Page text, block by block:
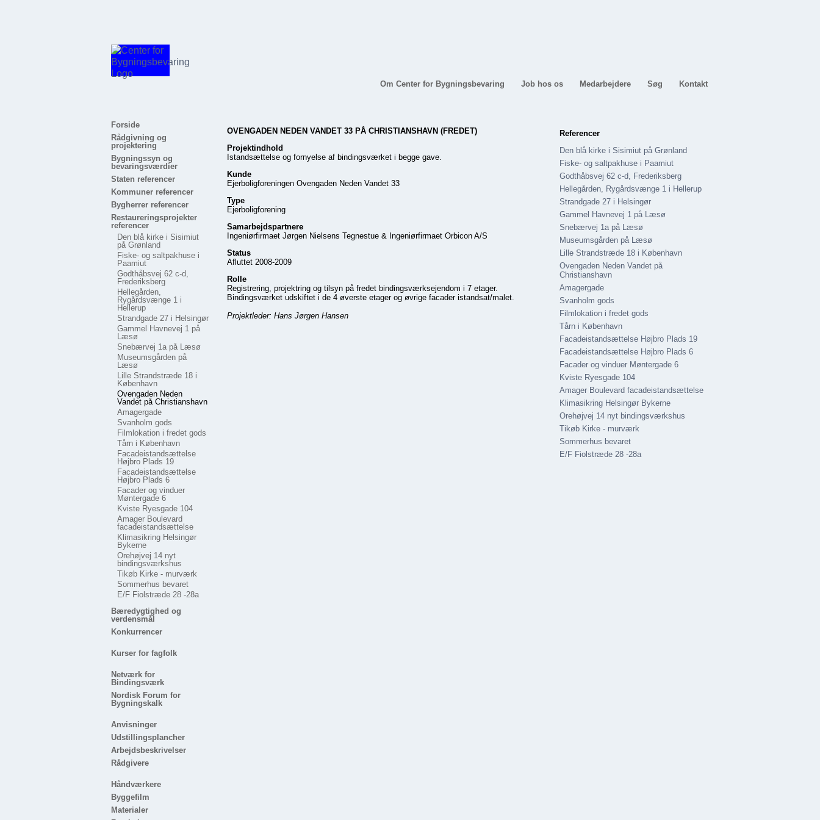
Om Center for Bygningsbevaring Job hos os Medarbejdere Søg Kontakt
OVENGADEN NEDEN VANDET 33 PÅ CHRISTIANSHAVN (FREDET)
Projektindhold
Istandsættelse og fornyelse af bindingsværket i begge gave.
Kunde
Ejerboligforeningen Ovengaden Neden Vandet 33
Type
Ejerboligforening
Samarbejdspartnere
Ingeniørfirmaet Jørgen Nielsens Tegnestue & Ingeniørfirmaet Orbicon A/S
Status
Afluttet 2008-2009
Rolle
Registrering, projektring og tilsyn på fredet bindingsværksejendom i 7 etager.
Bindingsværket udskiftet i de 4 øverste etager og øvrige facader istandsat/malet.
Projektleder: Hans Jørgen Hansen
Referencer
Den blå kirke i Sisimiut på Grønland
Fiske- og saltpakhuse i Paamiut
Godthåbsvej 62 c-d, Frederiksberg
Hellegården, Rygårdsvænge 1 i Hellerup
Strandgade 27 i Helsingør
Gammel Havnevej 1 på Læsø
Snebærvej 1a på Læsø
Museumsgården på Læsø
Lille Strandstræde 18 i København
Ovengaden Neden Vandet på
Christianshavn
Amagergade
Svanholm gods
Filmlokation i fredet gods
Tårn i København
Facadeistandsættelse Højbro Plads 19
Facadeistandsættelse Højbro Plads 6
Facader og vinduer Møntergade 6
Kviste Ryesgade 104
Amager Boulevard facadeistandsættelse
Klimasikring Helsingør Bykerne
Orehøjvej 14 nyt bindingsværkshus
Tikøb Kirke - murværk
Sommerhus bevaret
E/F Fiolstræde 28 -28a
Forside
Rådgivning og
projektering
Bygningssyn og
bevaringsværdier
Staten referencer
Kommuner referencer
Bygherrer referencer
Restaureringsprojekter
referencer
Den blå kirke i Sisimiut
på Grønland
Fiske- og saltpakhuse i
Paamiut
Godthåbsvej 62 c-d,
Frederiksberg
Hellegården,
Rygårdsvænge 1 i
Hellerup
Strandgade 27 i Helsingør
Gammel Havnevej 1 på
Læsø
Snebærvej 1a på Læsø
Museumsgården på
Læsø
Lille Strandstræde 18 i
København
Ovengaden Neden
Vandet på Christianshavn
Amagergade
Svanholm gods
Filmlokation i fredet gods
Tårn i København
Facadeistandsættelse
Højbro Plads 19
Facadeistandsættelse
Højbro Plads 6
Facader og vinduer
Møntergade 6
Kviste Ryesgade 104
Amager Boulevard
facadeistandsættelse
Klimasikring Helsingør
Bykerne
Orehøjvej 14 nyt
bindingsværkshus
Tikøb Kirke - murværk
Sommerhus bevaret
E/F Fiolstræde 28 -28a
Bæredygtighed og
verdensmål
Konkurrencer
Kurser for fagfolk
Netværk for
Bindingsværk
Nordisk Forum for
Bygningskalk
Anvisninger
Udstillingsplancher
Arbejdsbeskrivelser
Rådgivere
Håndværkere
Byggefilm
Materialer